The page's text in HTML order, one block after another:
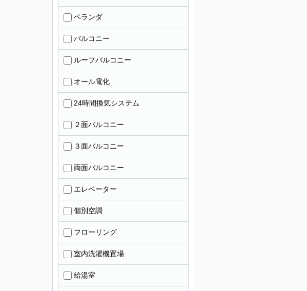
ベランダ
バルコニー
ルーフバルコニー
オール電化
24時間換気システム
２面バルコニー
３面バルコニー
両面バルコニー
エレベーター
個別空調
フローリング
室内洗濯機置場
給湯室